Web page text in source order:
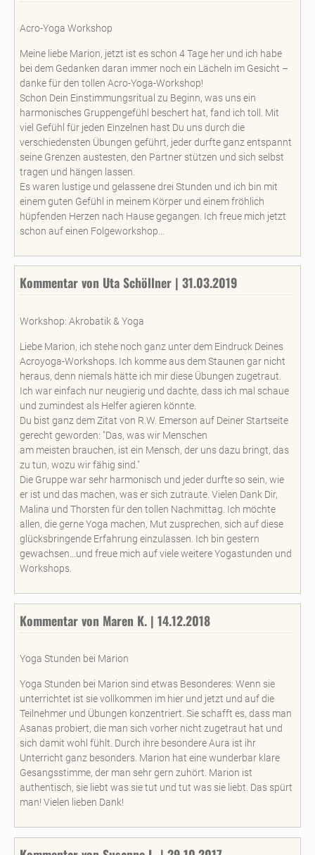
Acro-Yoga Workshop
Meine liebe Marion, jetzt ist es schon 4 Tage her und ich habe
bei dem Gedanken daran immer noch ein Lächeln im Gesicht –
danke für den tollen Acro-Yoga-Workshop!
Schon Dein Einstimmungsritual zu Beginn, was uns ein
harmonisches Gruppengefühl beschert hat, fand ich toll. Mit
viel Gefühl für jeden Einzelnen hast Du uns durch die
verschiedensten Übungen geführt, jeder durfte ganz entspannt
seine Grenzen austesten, den Partner stützen und sich selbst
tragen und hängen lassen.
Es waren lustige und gelassene drei Stunden und ich bin mit
einem guten Gefühl in meinem Körper und einem fröhlich
hüpfenden Herzen nach Hause gegangen. Ich freue mich jetzt
schon auf einen Folgeworkshop…
Kommentar von Uta Schöllner | 31.03.2019
Workshop: Akrobatik & Yoga
Liebe Marion, ich stehe noch ganz unter dem Eindruck Deines
Acroyoga-Workshops. Ich komme aus dem Staunen gar nicht
heraus, denn niemals hätte ich mir diese Übungen zugetraut.
Ich war einfach nur neugierig und dachte, dass ich mal schaue
und zumindest als Helfer agieren könnte.
Du bist ganz dem Zitat von R.W. Emerson auf Deiner Startseite
gerecht geworden: "Das, was wir Menschen
am meisten brauchen, ist ein Mensch, der uns dazu bringt, das
zu tun, wozu wir fähig sind."
Die Gruppe war sehr harmonisch und jeder durfte so sein, wie
er ist und das machen, was er sich zutraute. Vielen Dank Dir,
Malina und Thorsten für den tollen Nachmittag. Ich möchte
allen, die gerne Yoga machen, Mut zusprechen, sich auf diese
glücksbringende Erfahrung einzulassen. Ich bin gestern
gewachsen...und freue mich auf viele weitere Yogastunden und
Workshops.
Kommentar von Maren K. | 14.12.2018
Yoga Stunden bei Marion
Yoga Stunden bei Marion sind etwas Besonderes: Wenn sie
unterrichtet ist sie vollkommen im hier und jetzt und auf die
Teilnehmer und Übungen konzentriert. Sie schafft es, dass man
Asanas probiert, die man sich vorher nicht zugetraut hat und
sich damit wohl fühlt. Durch ihre besondere Aura ist ihr
Unterricht ganz besonders. Marion hat eine wunderbar klare
Gesangsstimme, der man sehr gern zuhört. Marion ist
authentisch, sie liebt was sie tut und tut was sie liebt. Das spürt
man! Vielen lieben Dank!